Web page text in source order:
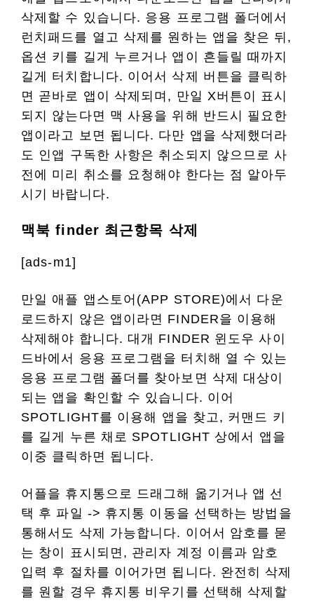
삭제할 수 있습니다. 응용 프로그램 폴더에서
런치패드를 열고 삭제를 원하는 앱을 찾은 뒤,
옵션 키를 길게 누르거나 앱이 흔들릴 때까지
길게 터치합니다. 이어서 삭제 버튼을 클릭하
면 곧바로 앱이 삭제되며, 만일 X버튼이 표시
되지 않는다면 맥 사용을 위해 반드시 필요한
앱이라고 보면 됩니다. 다만 앱을 삭제했더라
도 인앱 구독한 사항은 취소되지 않으므로 사
전에 미리 취소를 요청해야 한다는 점 알아두
시기 바랍니다.
맥북 finder 최근항목 삭제
[ads-m1]
만일 애플 앱스토어(APP STORE)에서 다운
로드하지 않은 앱이라면 FINDER을 이용해
삭제해야 합니다. 대개 FINDER 윈도우 사이
드바에서 응용 프로그램을 터치해 열 수 있는
응용 프로그램 폴더를 찾아보면 삭제 대상이
되는 앱을 확인할 수 있습니다. 이어
SPOTLIGHT를 이용해 앱을 찾고, 커맨드 키
를 길게 누른 채로 SPOTLIGHT 상에서 앱을
이중 클릭하면 됩니다.
어플을 휴지통으로 드래그해 옮기거나 앱 선
택 후 파일 -> 휴지통 이동을 선택하는 방법을
통해서도 삭제 가능합니다. 이어서 암호를 묻
는 창이 표시되면, 관리자 계정 이름과 암호
입력 후 절차를 이어가면 됩니다. 완전히 삭제
를 원할 경우 휴지통 비우기를 선택해 삭제할